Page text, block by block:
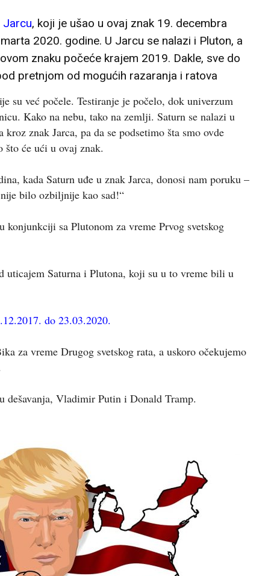
Jarcu, koji je ušao u ovaj znak 19. decembra
2020. godine. U Jarcu se nalazi i Pluton, a
znaku počeće krajem 2019. Dakle, sve do
pretnjom od mogućih razaranja i ratova
su već počele. Testiranje je počelo, dok univerzum
Kako na nebu, tako na zemlji. Saturn se nalazi u
kroz znak Jarca, pa da se podsetimo šta smo ovde
što će ući u ovaj znak.
kada Saturn uđe u znak Jarca, donosi nam poruku –
bilo ozbiljnije kao sad!“
konjunkciji sa Plutonom za vreme Prvog svetskog
uticajem Saturna i Plutona, koji su u to vreme bili u
do 23.03.2020.
za vreme Drugog svetskog rata, a uskoro očekujemo
dešavanja, Vladimir Putin i Donald Tramp.